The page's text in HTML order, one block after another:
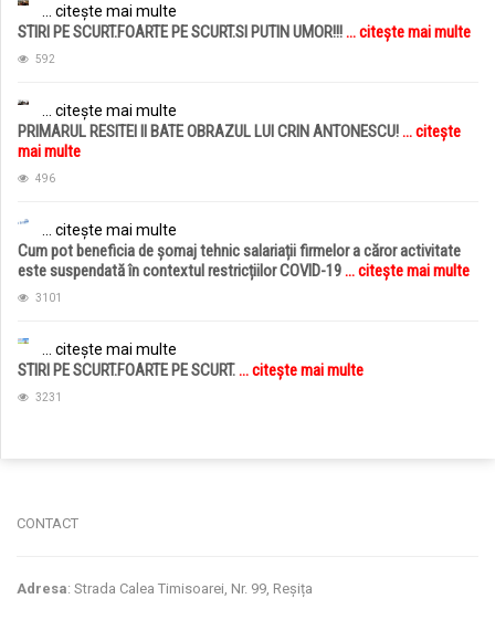
... citește mai multe
STIRI PE SCURT.FOARTE PE SCURT.SI PUTIN UMOR!!!... citește mai multe
592
... citește mai multe
PRIMARUL RESITEI II BATE OBRAZUL LUI CRIN ANTONESCU!... citește
mai multe
496
... citește mai multe
Cum pot beneficia de șomaj tehnic salariații firmelor a căror activitate
este suspendată în contextul restricțiilor COVID-19... citește mai multe
3101
... citește mai multe
STIRI PE SCURT.FOARTE PE SCURT.... citește mai multe
3231
CONTACT
Adresa: Strada Calea Timisoarei, Nr. 99, Reșița